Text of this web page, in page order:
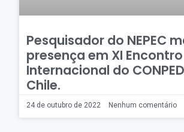
Pesquisador do NEPEC
presença em XI Encontro
Internacional do
Chile.
24 de outubro de 2022 Nenhum comentário